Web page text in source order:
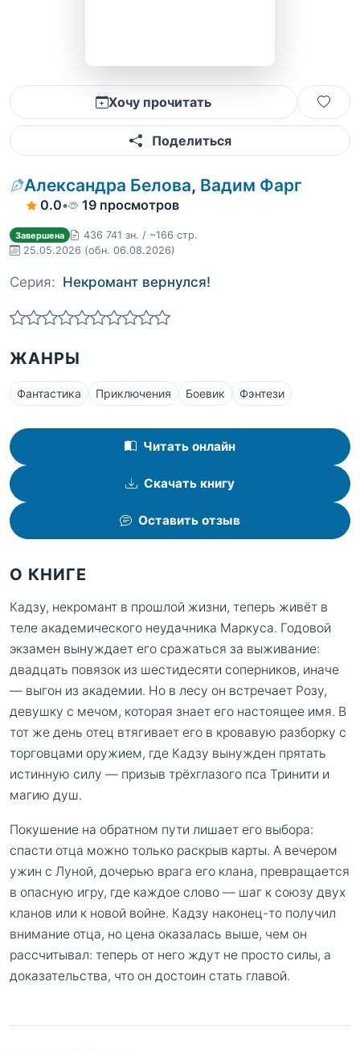
Хочу прочитать
Поделиться
Александра Белова, Вадим Фарг
0.0• 19 просмотров
Завершена
436 741 зн. / ~166 стр.
25.05.2026 (обн. 06.08.2026)
Серия: Некромант вернулся!
ЖАНРЫ
Фантастика Приключения Боевик Фэнтези
Читать онлайн
Скачать книгу
Оставить отзыв
О КНИГЕ
Кадзу, некромант в прошлой жизни, теперь живёт в
теле академического неудачника Маркуса. Годовой
экзамен вынуждает его сражаться за выживание:
двадцать повязок из шестидесяти соперников, иначе
— выгон из академии. Но в лесу он встречает Розу,
девушку с мечом, которая знает его настоящее имя. В
тот же день отец втягивает его в кровавую разборку с
торговцами оружием, где Кадзу вынужден прятать
истинную силу — призыв трёхглазого пса Тринити и
магию душ.
Покушение на обратном пути лишает его выбора:
спасти отца можно только раскрыв карты. А вечером
ужин с Луной, дочерью врага его клана, превращается
в опасную игру, где каждое слово — шаг к союзу двух
кланов или к новой войне. Кадзу наконец-то получил
внимание отца, но цена оказалась выше, чем он
рассчитывал: теперь от него ждут не просто силы, а
доказательства, что он достоин стать главой.